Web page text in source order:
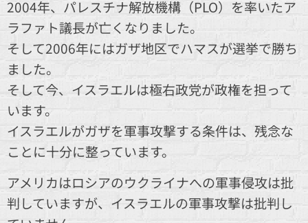
2004年、パレスチナ解放機構（PLO）を率いたア
ラファト議長が亡くなりました。
そして2006年にはガザ地区でハマスが選挙で勝ち
ました。
そして今、イスラエルは極右政党が政権を担って
います。
イスラエルがガザを軍事攻撃する条件は、残念な
ことに十分に整っています。
アメリカはロシアのウクライナへの軍事侵攻は批
判していますが、イスラエルの軍事攻撃は批判し